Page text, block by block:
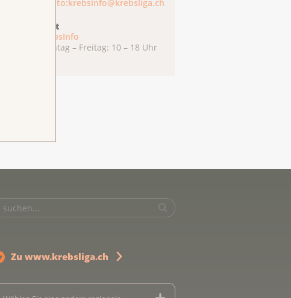
mailto:krebsinfo@krebsliga.ch
Chat
KrebsInfo
Montag – Freitag: 10 – 18 Uhr
Zu www.krebsliga.ch